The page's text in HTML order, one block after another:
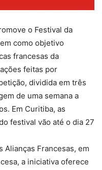
o Festival da
como objetivo
francesas da
feitas por
dividida em três
de uma semana a
Em Curitiba, as
festival vão até o dia 27
Alianças Francesas, em
a iniciativa oferece